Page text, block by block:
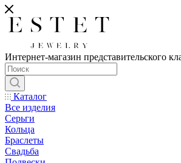
Интернет-магазин представительского
Каталог
Все изделия
Серьги
Кольца
Браслеты
Свадьба